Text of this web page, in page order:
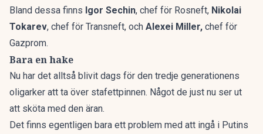
Bland dessa finns Igor Sechin, chef för Rosneft, Nikolai
Tokarev, chef för Transneft, och Alexei Miller, chef för
Gazprom.
Bara en hake
Nu har det alltså blivit dags för den tredje generationens
oligarker att ta över stafettpinnen. Något de just nu ser ut
att sköta med den äran.
Det finns egentligen bara ett problem med att ingå i Putins